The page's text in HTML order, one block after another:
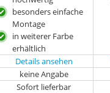
besonders einfache
Montage
in weiterer Farbe
erhältlich
Details ansehen
keine Angabe
Sofort lieferbar